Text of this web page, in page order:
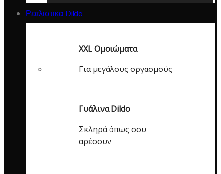
Ρεαλιστικα Dildo
XXL Ομοιώματα
Για μεγάλους οργασμούς
Γυάλινα Dildo
Σκληρά όπως σου
αρέσουν